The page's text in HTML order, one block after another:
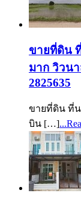
ขายที่ดิน
มาก วิวนา
2825635
ขายที่ดิน ที่
บิน […]